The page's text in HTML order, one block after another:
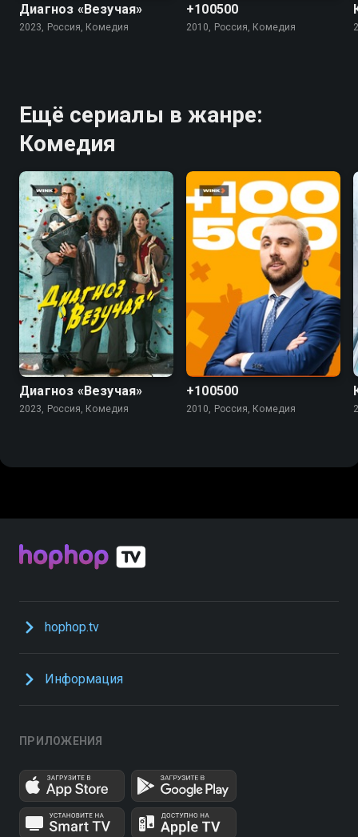
Диагноз «Везучая»
2023, Россия, Комедия
+100500
2010, Россия, Комедия
Ещё сериалы в жанре:
Комедия
7.4
Диагноз «Везучая»
2023, Россия, Комедия
5.5 4.5
+100500
2010, Россия, Комедия
hophop.tv
Информация
ПРИЛОЖЕНИЯ